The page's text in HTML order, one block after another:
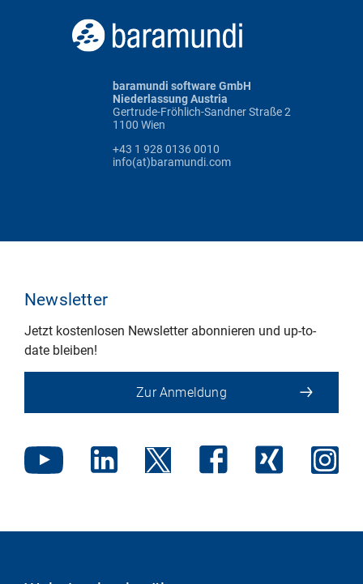
baramundi software GmbH
Niederlassung Austria
Gertrude-Fröhlich-Sandner Straße 2
1100 Wien
+43 1 928 0136 0010
info(at)baramundi.com
Newsletter
Jetzt kostenlosen Newsletter abonnieren und up-to-
date bleiben!
Zur Anmeldung